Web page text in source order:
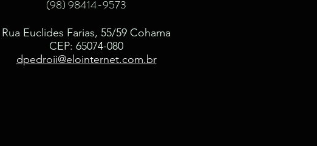
(98) 98414-9573
Rua Euclides Farias, 55/59 Cohama
CEP: 65074-080
dpedroii@elointernet.com.br